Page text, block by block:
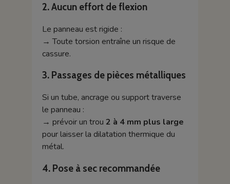
2. Aucun effort de flexion
Le panneau est rigide :
→ Toute torsion entraîne un risque de
cassure.
3. Passages de pièces métalliques
Si un tube, ancrage ou support traverse
le panneau :
→ prévoir un trou 2 à 4 mm plus large
pour laisser la dilatation thermique du
métal.
4. Pose à sec recommandée